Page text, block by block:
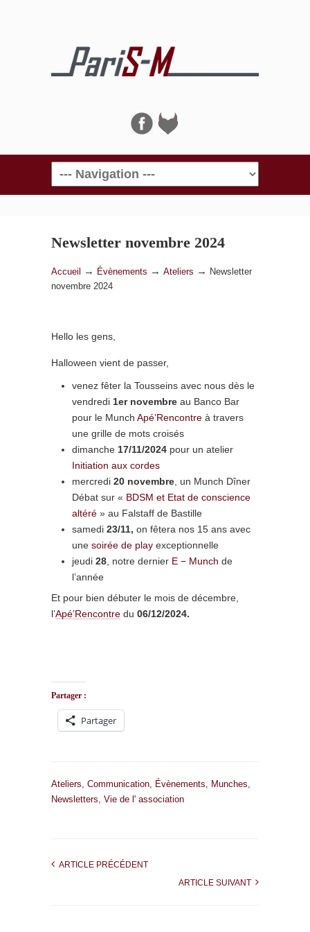
Navigation
Newsletter novembre 2024
Accueil → Évènements → Ateliers →
Newsletter
novembre 2024
Hello les gens,
Halloween vient de passer,
venez fêter la Tousseins avec nous dès le
vendredi 1er novembre au Banco Bar
pour le Munch Apé’Rencontre à travers
une grille de mots croisés
dimanche 17/11/2024 pour un atelier
Initiation aux cordes
mercredi 20 novembre , un Munch Dîner
Débat sur « BDSM et Etat de conscience
altéré » au Falstaff de Bastille
samedi 23/11, on fêtera nos 15 ans avec
une soirée de play exceptionnelle
jeudi 28 , notre dernier E − Munch de
l’année
Et pour bien débuter le mois de décembre,
l’Apé’Rencontre du 06/12/2024.
Partager :
Partager
Ateliers, Communication, Évènements, Munches,
Newsletters, Vie de l' association
ARTICLE PRÉCÉDENT
ARTICLE SUIVANT